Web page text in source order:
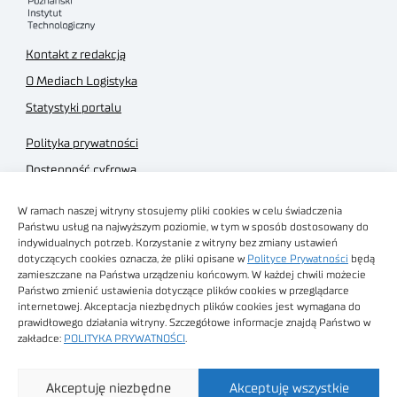
W ramach naszej witryny stosujemy pliki cookies w celu świadczenia
Państwu usług na najwyższym poziomie, w tym w sposób dostosowany do
indywidualnych potrzeb. Korzystanie z witryny bez zmiany ustawień
dotyczących cookies oznacza, że pliki opisane w Polityce Prywatności będą
zamieszczane na Państwa urządzeniu końcowym. W każdej chwili możecie
Państwo zmienić ustawienia dotyczące plików cookies w przeglądarce
internetowej. Akceptacja niezbędnych plików cookies jest wymagana do
prawidłowego działania witryny. Szczegółowe informacje znajdą Państwo w
zakładce: POLITYKA PRYWATNOŚCI
Akceptuję wszystkie
Akceptuję niezbędne
Kontakt z redakcją
O Mediach Logistyka
Statystyki portalu
Polityka prywatności
Dostępność cyfrowa
Regulamin sklepu
Obrazy stockowe
autorstwa
Technologiczny